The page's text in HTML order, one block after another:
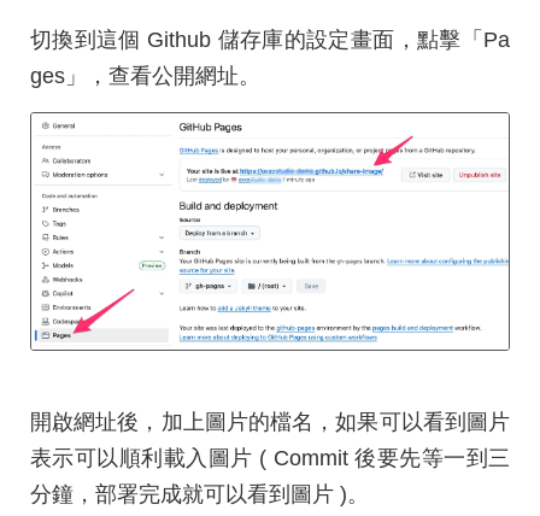
切換到這個 Github 儲存庫的設定畫面，點擊「Pa
ges」，查看公開網址。
開啟網址後，加上圖片的檔名，如果可以看到圖片
表示可以順利載入圖片 ( Commit 後要先等一到三
分鐘，部署完成就可以看到圖片 )。